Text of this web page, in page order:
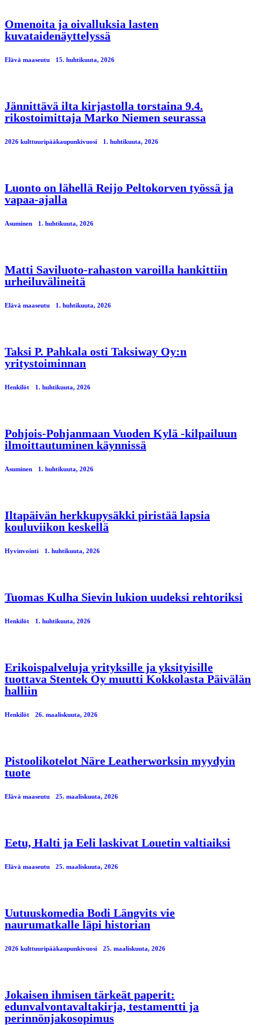
Omenoita ja oivalluksia lasten
kuvataidenäyttelyssä
Elävä maaseutu 15. huhtikuuta, 2026
Jännittävä ilta kirjastolla torstaina 9.4.
rikostoimittaja Marko Niemen seurassa
2026 kulttuuripääkaupunkivuosi 1. huhtikuuta, 2026
Luonto on lähellä Reijo Peltokorven työssä ja
vapaa-ajalla
Asuminen 1. huhtikuuta, 2026
Matti Saviluoto-rahaston varoilla hankittiin
urheiluvälineitä
Elävä maaseutu 1. huhtikuuta, 2026
Taksi P. Pahkala osti Taksiway Oy:n
yritystoiminnan
Henkilöt 1. huhtikuuta, 2026
Pohjois-Pohjanmaan Vuoden Kylä -kilpailuun
ilmoittautuminen käynnissä
Asuminen 1. huhtikuuta, 2026
Iltapäivän herkkupysäkki piristää lapsia
kouluviikon keskellä
Hyvinvointi 1. huhtikuuta, 2026
Tuomas Kulha Sievin lukion uudeksi rehtoriksi
Henkilöt 1. huhtikuuta, 2026
Erikoispalveluja yrityksille ja yksityisille
tuottava Stentek Oy muutti Kokkolasta Päivälän
halliin
Henkilöt 26. maaliskuuta, 2026
Pistoolikotelot Näre Leatherworksin myydyin
tuote
Elävä maaseutu 25. maaliskuuta, 2026
Eetu, Halti ja Eeli laskivat Louetin valtiaiksi
Elävä maaseutu 25. maaliskuuta, 2026
Uutuuskomedia Bodi Längvits vie
naurumatkalle läpi historian
2026 kulttuuripääkaupunkivuosi 25. maaliskuuta, 2026
Jokaisen ihmisen tärkeät paperit:
edunvalvontavaltakirja, testamentti ja
perinnönjakosopimus